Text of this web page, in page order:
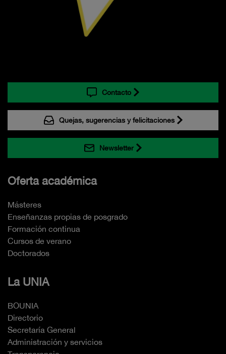
Contacto
Quejas, sugerencias y felicitaciones
Newsletter
Oferta académica
Másteres
Enseñanzas propias de posgrado
Formación continua
Cursos de verano
Doctorados
La UNIA
BOUNIA
Directorio
Secretaría General
Administración y servicios